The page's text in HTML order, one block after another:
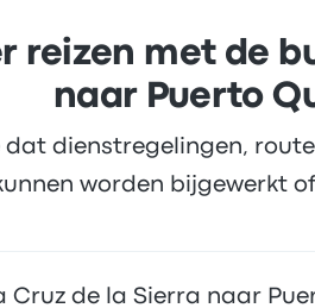
reizen met de
naar Puerto
dat dienstregelingen,
worden bijgewerkt
Cruz de la Sierra naar